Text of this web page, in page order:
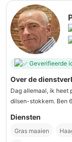
Geverifieerde
Over de
Dag allemaal, ik heet
dilsen-stokkem. Ben
Diensten
Gras maaien